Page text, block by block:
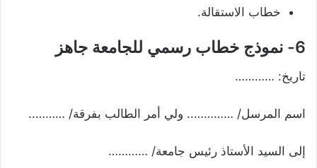
خطاب الاستقالة.
6- نموذج خطاب رسمي للجامعة جاهز
تاريخ: …………
اسم المرسل/ ………….. ولي أمر الطالب بفرقة/ ………..
إلى السيد الأستاذ رئيس جامعة/ …………